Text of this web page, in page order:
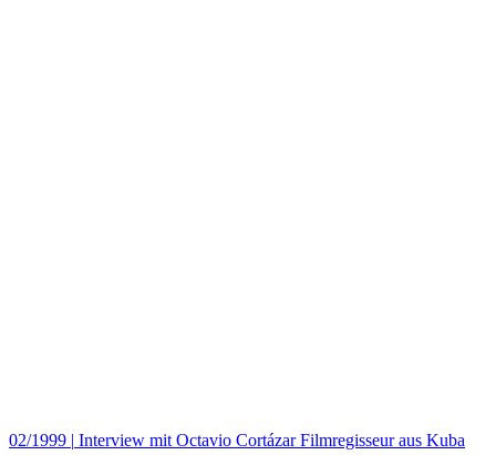
02/1999 | Interview mit Octavio Cortázar Filmregisseur aus Kuba